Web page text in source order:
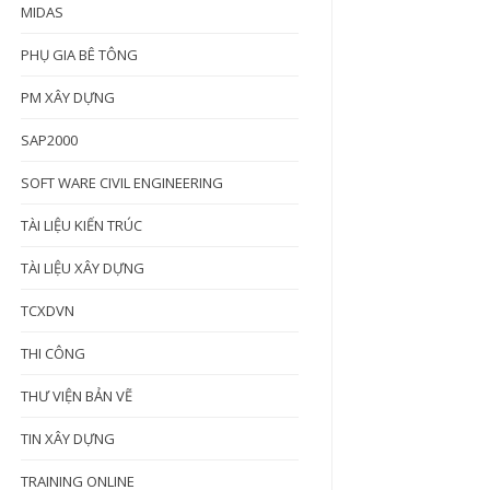
MIDAS
PHỤ GIA BÊ TÔNG
PM XÂY DỰNG
SAP2000
SOFT WARE CIVIL ENGINEERING
TÀI LIỆU KIẾN TRÚC
TÀI LIỆU XÂY DỰNG
TCXDVN
THI CÔNG
THƯ VIỆN BẢN VẼ
TIN XÂY DỰNG
TRAINING ONLINE